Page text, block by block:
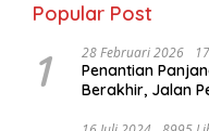
Popular Post
1 28 Februari 2026
Penantian
Berakhir, Jalan